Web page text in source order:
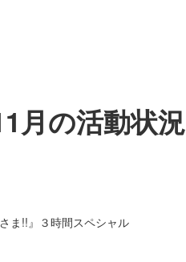
月の活動状況
ま!!』３時間スペシャル